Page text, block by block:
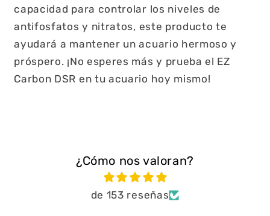
capacidad para controlar los niveles de
antifosfatos y nitratos, este producto te
ayudará a mantener un acuario hermoso y
próspero. ¡No esperes más y prueba el EZ
Carbon DSR en tu acuario hoy mismo!
¿Cómo nos valoran?
de 153 reseñas